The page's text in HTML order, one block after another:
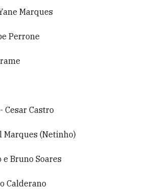
Marques
Perrone
Cesar Castro
Marques (Netinho)
e Bruno Soares
Calderano